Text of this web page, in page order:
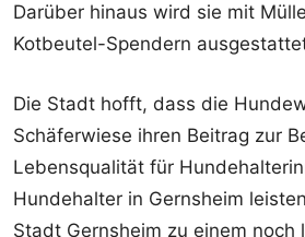
Darüber hinaus wird sie mit
Kotbeutel-Spendern
Die Stadt hofft, dass die
Schäferwiese ihren Beitrag zur
Lebensqualität für
Hundehalter in Gernsheim
Stadt Gernsheim zu einem